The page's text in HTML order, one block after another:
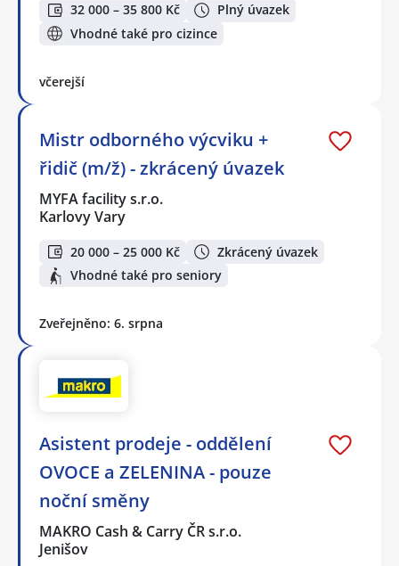
32 000 – 35 800 Kč
Plný úvazek
Vhodné také pro cizince
včerejší
Mistr odborného výcviku +
řidič (m/ž) - zkrácený úvazek
MYFA facility s.r.o.
Karlovy Vary
20 000 – 25 000 Kč
Zkrácený úvazek
Vhodné také pro seniory
Zveřejněno: 6. srpna
Asistent prodeje - oddělení
OVOCE a ZELENINA - pouze
noční směny
MAKRO Cash & Carry ČR s.r.o.
Jenišov